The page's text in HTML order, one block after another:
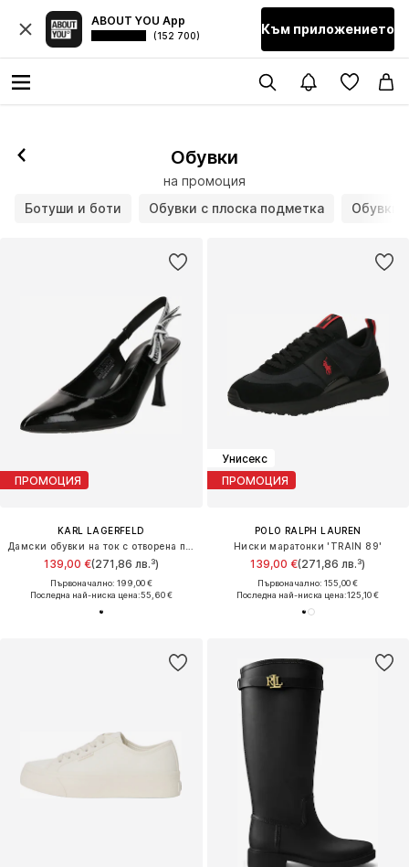
ABOUT YOU App
(152 700) Към приложението
Обувки
на промоция
Ботуши и боти
Обувки с плоска подметка Обувки
ПРОМОЦИЯ
KARL LAGERFELD
139,00 €(271,86 лв.³)
Първоначално: 199,00 €
Последна най-ниска цена:55,60 €
Унисекс
ПРОМОЦИЯ
POLO RALPH LAUREN
Ниски маратонки 'TRAIN 89'
139,00 €(271,86 лв.³)
Първоначално: 155,00 €
Последна най-ниска цена:125,10 €